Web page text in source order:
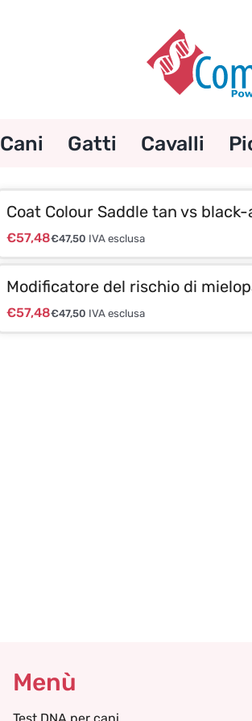
Cani Gatti Cavalli
Coat Colour Saddle tan vs
€57,48€47,50 IVA esclusa
Modificatore del rischio di
€57,48€47,50 IVA esclusa
Menù
Test DNA per cani